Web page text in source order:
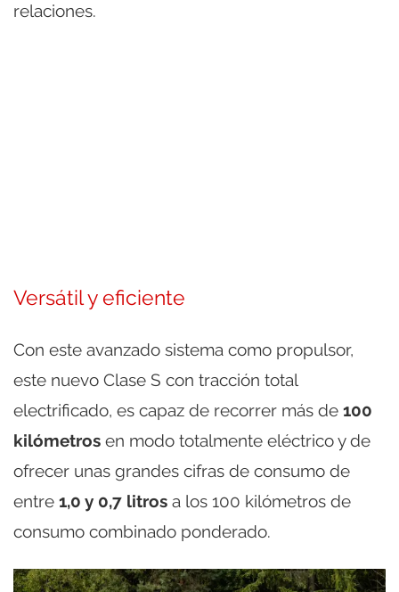
relaciones.
Versátil y eficiente
Con este avanzado sistema como propulsor,
este nuevo Clase S con tracción total
electrificado, es capaz de recorrer más de 100
kilómetros en modo totalmente eléctrico y de
ofrecer unas grandes cifras de consumo de
entre 1,0 y 0,7 litros a los 100 kilómetros de
consumo combinado ponderado.